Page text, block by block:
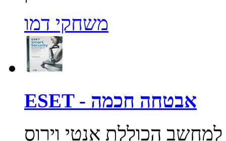
משחקי דמו
ESET - אבטחה חכמה